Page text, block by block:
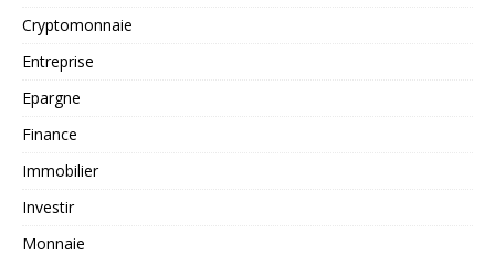
Cryptomonnaie
Entreprise
Epargne
Finance
Immobilier
Investir
Monnaie